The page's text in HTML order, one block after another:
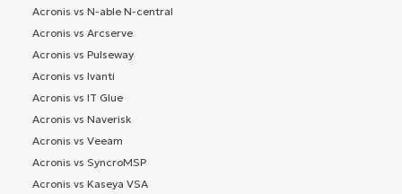
Acronis vs N-able N-central
Acronis vs Arcserve
Acronis vs Pulseway
Acronis vs Ivanti
Acronis vs IT Glue
Acronis vs Naverisk
Acronis vs Veeam
Acronis vs SyncroMSP
Acronis vs Kaseya VSA